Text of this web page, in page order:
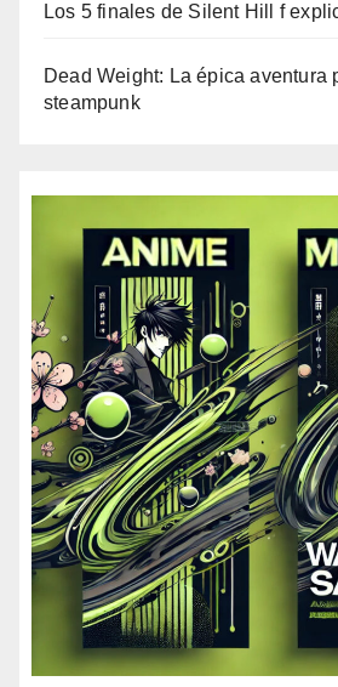
Los 5 finales de Silent Hill f
Dead Weight: La épica aventura
steampunk